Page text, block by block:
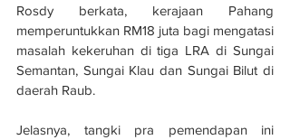
Rosdy berkata, kerajaan Pahang
memperuntukkan RM18 juta bagi mengatasi
masalah kekeruhan di tiga LRA di Sungai
Semantan, Sungai Klau dan Sungai Bilut di
daerah Raub.
Jelasnya, tangki pra pemendapan ini